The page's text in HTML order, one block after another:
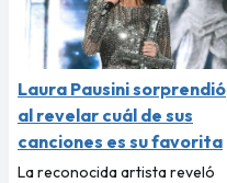
Laura Pausini sorprendió
al revelar cuál de sus
canciones es su favorita
La reconocida artista reveló